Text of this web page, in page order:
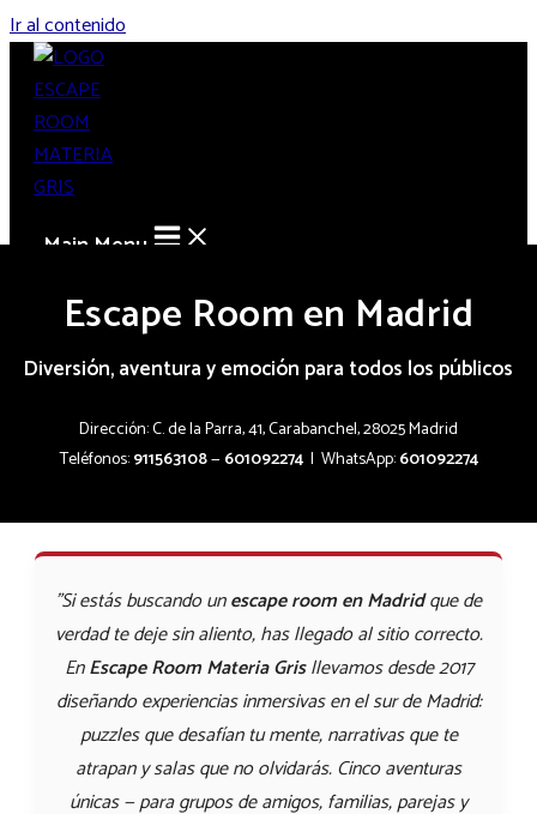
Ir al contenido
Main Menu
Escape Room en Madrid
Diversión, aventura y emoción para todos los públicos
Dirección: C. de la Parra, 41, Carabanchel, 28025 Madrid
Teléfonos:911563108— 601092274| WhatsApp:601092274
"Si estás buscando unescape room en Madridque de
verdad te deje sin aliento, has llegado al sitio correcto.
EnEscape Room Materia Grisllevamos desde 2017
diseñando experiencias inmersivas en el sur de Madrid:
puzzles que desafían tu mente, narrativas que te
atrapan y salas que no olvidarás. Cinco aventuras
únicas — para grupos de amigos, familias, parejas y